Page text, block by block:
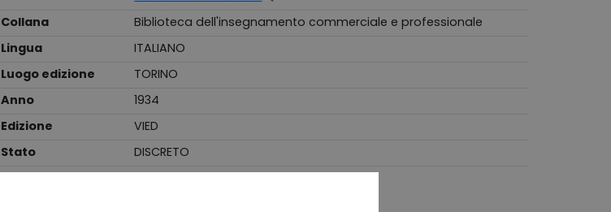
Collana
Biblioteca dell'insegnamento commerciale e professionale
Lingua
ITALIANO
Luogo edizione
TORINO
Anno
1934
Edizione
VIED
Stato
DISCRETO